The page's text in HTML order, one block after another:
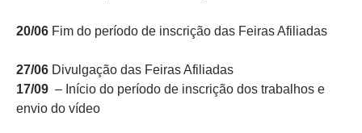
20/06 Fim do período de inscrição das Feiras Afiliadas
27/06 Divulgação das Feiras Afiliadas
17/09 – Início do período de inscrição dos trabalhos e
envio do vídeo